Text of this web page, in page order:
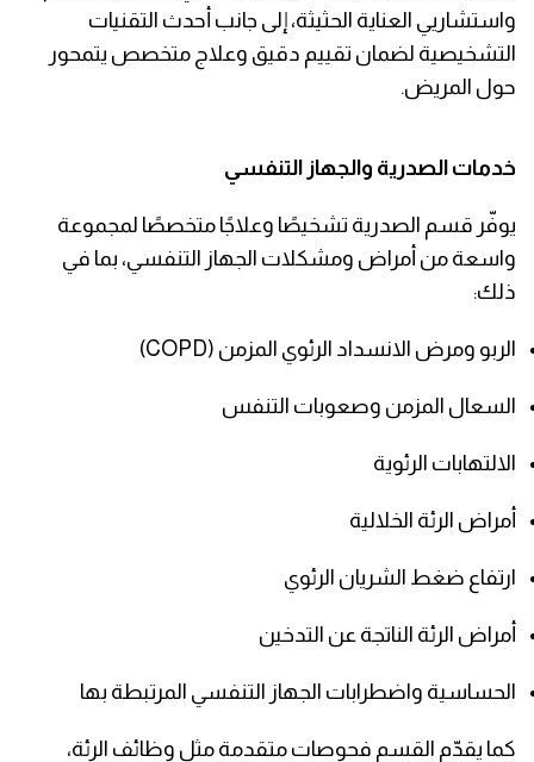
واستشاريي العناية الحثيثة، إلى جانب أحدث التقنيات
التشخيصية لضمان تقييم دقيق وعلاج متخصص يتمحور
حول المريض.
خدمات الصدرية والجهاز التنفسي
يوفّر قسم الصدرية تشخيصًا وعلاجًا متخصصًا لمجموعة
واسعة من أمراض ومشكلات الجهاز التنفسي، بما في
ذلك:
الربو ومرض الانسداد الرئوي المزمن (COPD)
السعال المزمن وصعوبات التنفس
الالتهابات الرئوية
أمراض الرئة الخلالية
ارتفاع ضغط الشريان الرئوي
أمراض الرئة الناتجة عن التدخين
الحساسية واضطرابات الجهاز التنفسي المرتبطة بها
كما يقدّم القسم فحوصات متقدمة مثل وظائف الرئة،